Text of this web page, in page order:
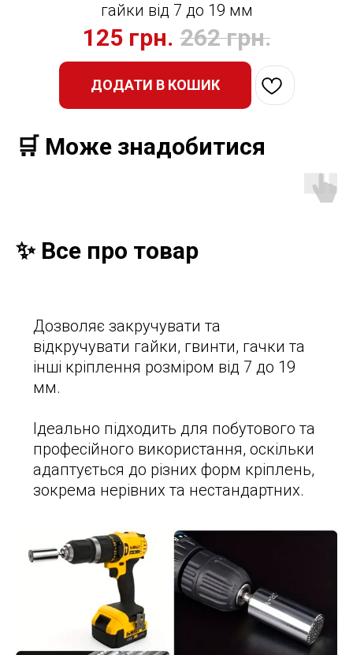
гайки від 7 до 19 мм
125 грн. 262 грн.
ДОДАТИ В КОШИК
🛒 Може знадобитися
✨ Все про товар
Дозволяє закручувати та
відкручувати гайки, гвинти, гачки та
інші кріплення розміром від 7 до 19
мм.
Ідеально підходить для побутового та
професійного використання, оскільки
адаптується до різних форм кріплень,
зокрема нерівних та нестандартних.